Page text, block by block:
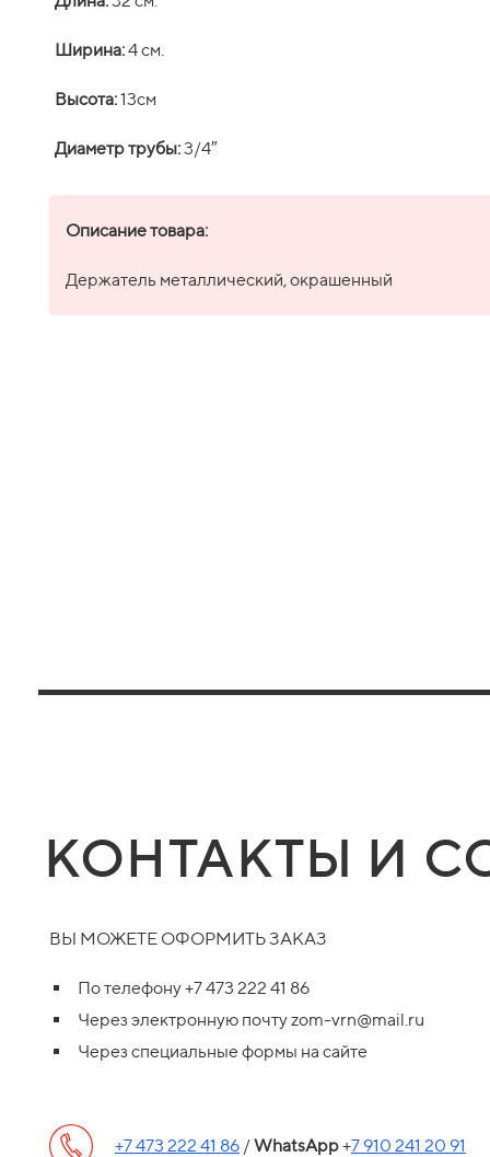
Ширина:4 см.
Высота:13см
Диаметр трубы:3/4″
Описание товара:
Держатель металлический, окрашенный
УПАКОВКА
КОМПЛЕКТНОСТЬ
СВЕДЕНИЯ О РЕКЛАМАЦИЯХ
КОНТАКТЫ И
ВЫ МОЖЕТЕ ОФОРМИТЬ ЗАКАЗ
По телефону +7 473 222 41 86
Через электронную почту zom-vrn@mail.ru
Через специальные формы на сайте
+7 473 222 41 86 /WhatsApp+7 910 241 20 91